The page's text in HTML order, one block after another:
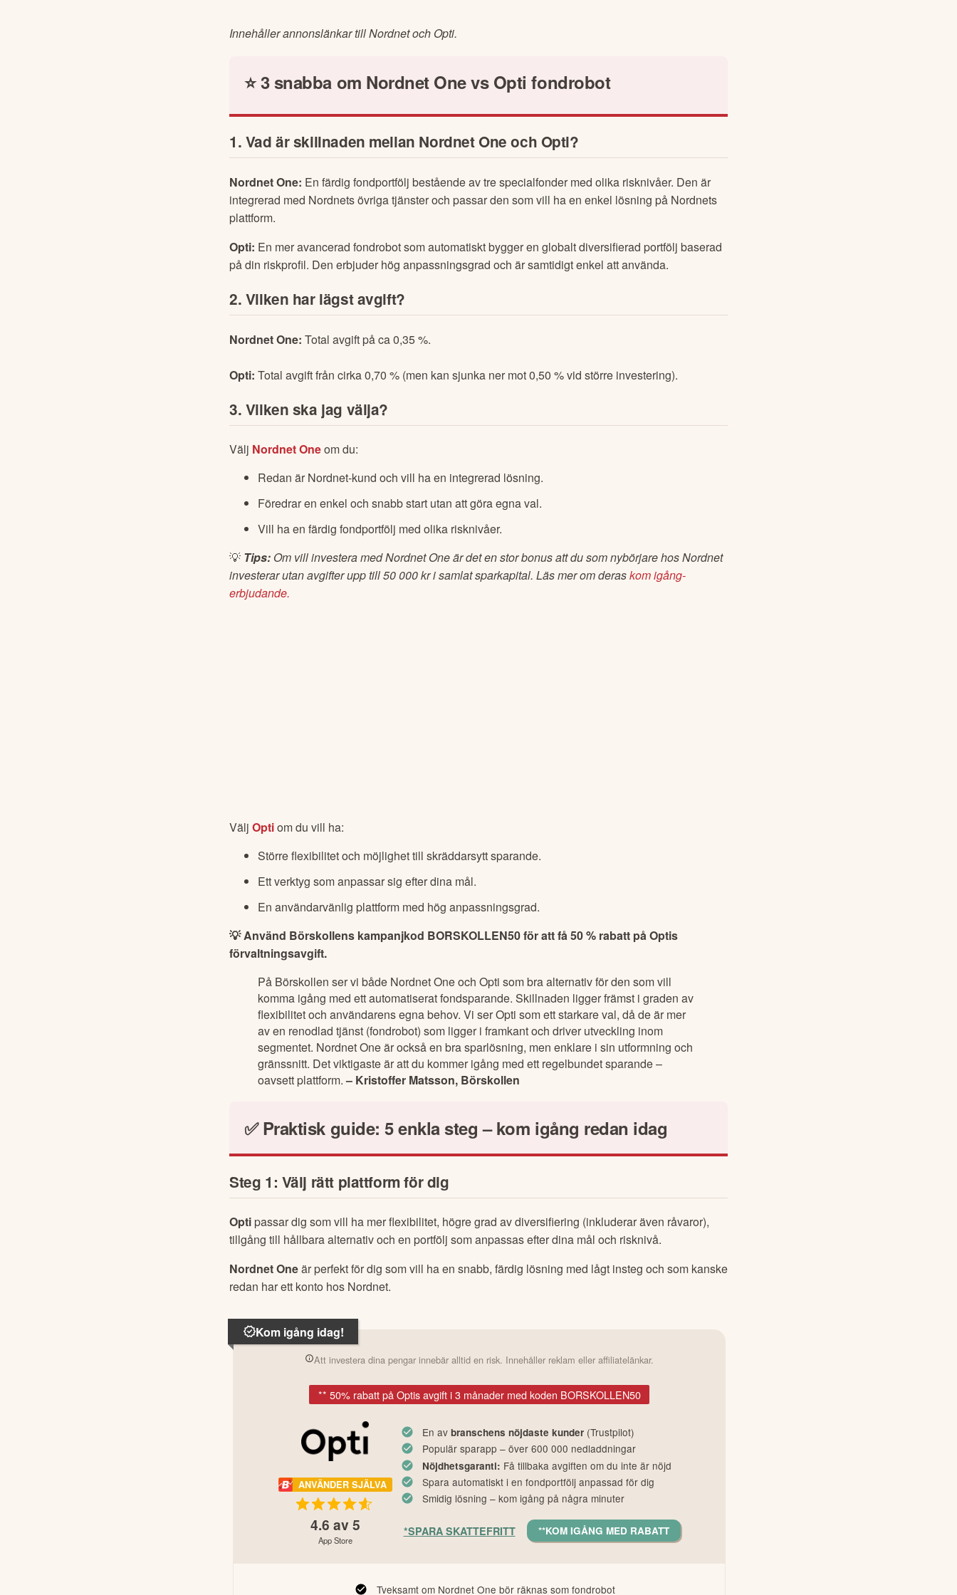
Innehåller annonslänkar till Nordnet och Opti.
⭐ 3 snabba om Nordnet One vs Opti fondrobot
1. Vad är skillnaden mellan Nordnet One och Opti?
Nordnet One: En färdig fondportfölj bestående av tre specialfonder med olika risknivåer. Den är
integrerad med Nordnets övriga tjänster och passar den som vill ha en enkel lösning på Nordnets
plattform.
Opti: En mer avancerad fondrobot som automatiskt bygger en globalt diversifierad portfölj baserad
på din riskprofil. Den erbjuder hög anpassningsgrad och är samtidigt enkel att använda.
2. Vilken har lägst avgift?
Nordnet One: Total avgift på ca 0,35 %.
Opti: Total avgift från cirka 0,70 % (men kan sjunka ner mot 0,50 % vid större investering).
3. Vilken ska jag välja?
Välj Nordnet One om du:
Redan är Nordnet-kund och vill ha en integrerad lösning.
Föredrar en enkel och snabb start utan att göra egna val.
Vill ha en färdig fondportfölj med olika risknivåer.
💡 Tips: Om vill investera med Nordnet One är det en stor bonus att du som nybörjare hos Nordnet
investerar utan avgifter upp till 50 000 kr i samlat sparkapital. Läs mer om deras kom igång-
erbjudande.
Välj Optiom du vill ha:
Större flexibilitet och möjlighet till skräddarsytt sparande.
Ett verktyg som anpassar sig efter dina mål.
En användarvänlig plattform med hög anpassningsgrad.
💡 Använd Börskollens kampanjkod BORSKOLLEN50 för att få 50 % rabatt på Optis
förvaltningsavgift.
På Börskollen ser vi både Nordnet One och Opti som bra alternativ för den som vill
komma igång med ett automatiserat fondsparande. Skillnaden ligger främst i graden av
flexibilitet och användarens egna behov. Vi ser Opti som ett starkare val, då de är mer
av en renodlad tjänst (fondrobot) som ligger i framkant och driver utveckling inom
segmentet. Nordnet One är också en bra sparlösning, men enklare i sin utformning och
gränssnitt. Det viktigaste är att du kommer igång med ett regelbundet sparande –
oavsett plattform.– Kristoffer Matsson, Börskollen
✅ Praktisk guide: 5 enkla steg – kom igång redan idag
Steg 1: Välj rätt plattform för dig
Opti passar dig som vill ha mer flexibilitet, högre grad av diversifiering (inkluderar även råvaror),
tillgång till hållbara alternativ och en portfölj som anpassas efter dina mål och risknivå.
Nordnet One är perfekt för dig som vill ha en snabb, färdig lösning med lågt insteg och som kanske
redan har ett konto hos Nordnet.
Kom igång idag!
Att investera dina pengar innebär alltid en risk. Innehåller reklam eller affiliatelänkar.
** 50% rabatt på Optis avgift i 3 månader med koden BORSKOLLEN50
ANVÄNDER SJÄLVA
4.6 av 5
App Store
En avbranschens nöjdaste kunder (Trustpilot)
Populär sparapp – över 600 000 nedladdningar
Nöjdhetsgaranti: Få tillbaka avgiften om du inte är nöjd
Spara automatiskt i en fondportfölj anpassad för dig
Smidig lösning – kom igång på några minuter
*SPARA SKATTEFRITT **KOM IGÅNG MED RABATT
Tveksamt om Nordnet One bör räknas som fondrobot